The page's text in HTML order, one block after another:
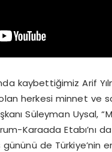
kaybettiğimiz Arif
herkesi minnet ve
Süleyman Uysal,
Karaada
de Türkiye’nin